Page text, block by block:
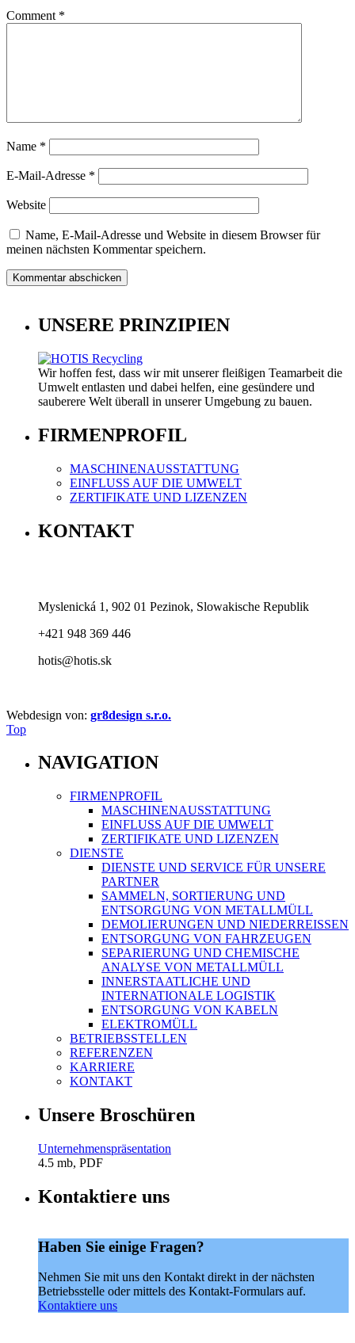
Comment *
Name *
E-Mail-Adresse *
Website
Name, E-Mail-Adresse und Website in diesem Browser für
meinen nächsten Kommentar speichern.
UNSERE PRINZIPIEN
Wir hoffen fest, dass wir mit unserer fleißigen Teamarbeit die
Umwelt entlasten und dabei helfen, eine gesündere und
sauberere Welt überall in unserer Umgebung zu bauen.
FIRMENPROFIL
MASCHINENAUSSTATTUNG
EINFLUSS AUF DIE UMWELT
ZERTIFIKATE UND LIZENZEN
KONTAKT
Myslenická 1, 902 01 Pezinok, Slowakische Republik
+421 948 369 446
hotis@hotis.sk
Webdesign von: gr8design s.r.o.
Top
NAVIGATION
FIRMENPROFIL
MASCHINENAUSSTATTUNG
EINFLUSS AUF DIE UMWELT
ZERTIFIKATE UND LIZENZEN
DIENSTE
DIENSTE UND SERVICE FÜR UNSERE
PARTNER
SAMMELN, SORTIERUNG UND
ENTSORGUNG VON METALLMÜLL
DEMOLIERUNGEN UND NIEDERREISSEN
ENTSORGUNG VON FAHRZEUGEN
SEPARIERUNG UND CHEMISCHE
ANALYSE VON METALLMÜLL
INNERSTAATLICHE UND
INTERNATIONALE LOGISTIK
ENTSORGUNG VON KABELN
ELEKTROMÜLL
BETRIEBSSTELLEN
REFERENZEN
KARRIERE
KONTAKT
Unsere Broschüren
Unternehmenspräsentation
4.5 mb, PDF
Kontaktiere uns
Haben Sie einige Fragen?
Nehmen Sie mit uns den Kontakt direkt in der nächsten
Betriebsstelle oder mittels des Kontakt-Formulars auf.
Kontaktiere uns